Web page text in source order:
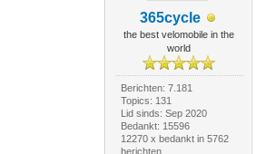
365cycle
the best velomobile in the
world
Berichten: 7.181
Topics: 131
Lid sinds: Sep 2020
Bedankt: 15596
12270 x bedankt in 5762
berichten